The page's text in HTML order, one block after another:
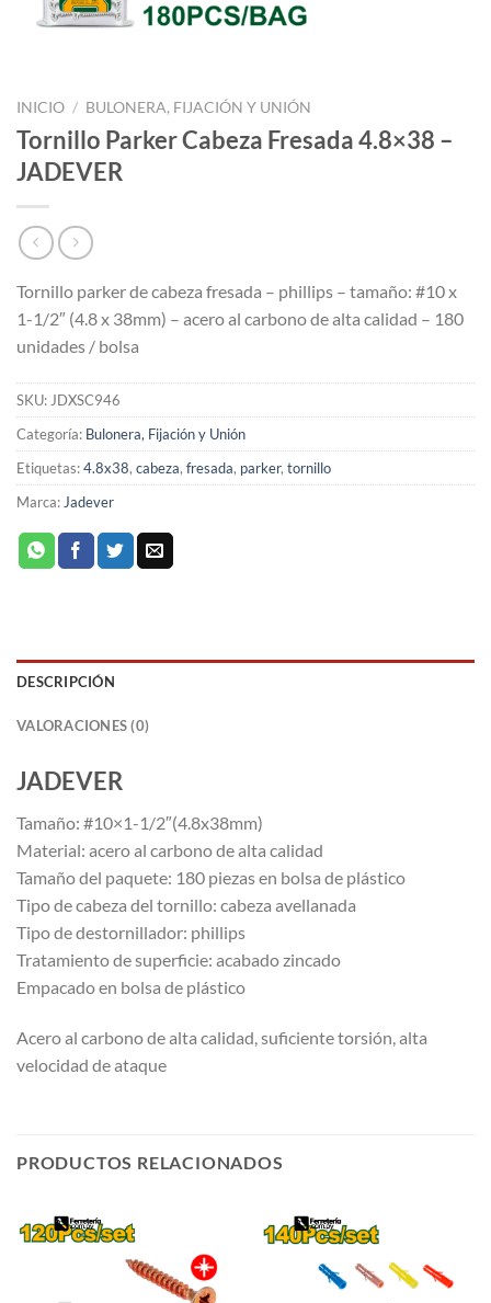
INICIO / BULONERA, FIJACIÓN Y UNIÓN
Tornillo Parker Cabeza Fresada 4.8×38 –
JADEVER
Tornillo parker de cabeza fresada – phillips – tamaño: #10 x
1-1/2″ (4.8 x 38mm) – acero al carbono de alta calidad – 180
unidades / bolsa
SKU:JDXSC946
Categoría: Bulonera, Fijación y Unión
Etiquetas:4.8x38, cabeza, fresada, parker, tornillo
Marca:Jadever
DESCRIPCIÓN
VALORACIONES (0)
JADEVER
Tamaño: #10×1-1/2″(4.8x38mm)
Material: acero al carbono de alta calidad
Tamaño del paquete: 180 piezas en bolsa de plástico
Tipo de cabeza del tornillo: cabeza avellanada
Tipo de destornillador: phillips
Tratamiento de superficie: acabado zincado
Empacado en bolsa de plástico
Acero al carbono de alta calidad, suficiente torsión, alta
velocidad de ataque
PRODUCTOS RELACIONADOS